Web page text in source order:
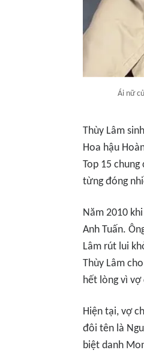
Ái nữ
Thùy Lâm
Hoa hậu
Top 15
từng đóng
Năm 2010
Anh Tuấn.
Lâm rút lui
Thùy Lâm
hết lòng vì vợ
Hiện tại, vợ
đôi tên là
biệt danh